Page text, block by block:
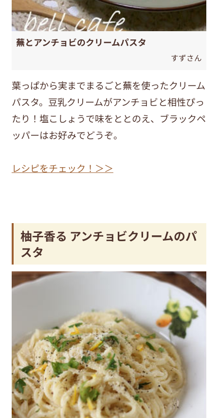
蕪とアンチョビのクリームパスタ
すずさん
葉っぱから実までまるごと蕪を使ったクリーム
パスタ。豆乳クリームがアンチョビと相性ぴっ
たり！塩こしょうで味をととのえ、ブラックペ
ッパーはお好みでどうぞ。
レシピをチェック！＞＞
柚子香る アンチョビクリームのパ
スタ